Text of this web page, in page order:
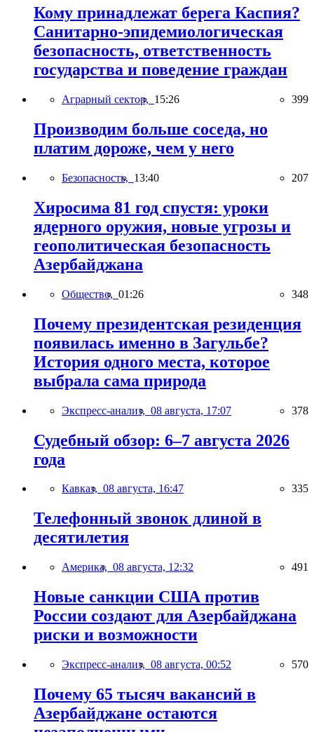
Кому принадлежат берега Каспия?
Санитарно-эпидемиологическая
безопасность, ответственность
государства и поведение граждан
Аграрный сектор, 15:26 399
Производим больше соседа, но
платим дороже, чем у него
Безопасность, 13:40 207
Хиросима 81 год спустя: уроки
ядерного оружия, новые угрозы и
геополитическая безопасность
Азербайджана
Общество, 01:26 348
Почему президентская резиденция
появилась именно в Загульбе?
История одного места, которое
выбрала сама природа
Экспресс-анализ, 08 августа, 17:07 378
Судебный обзор: 6–7 августа 2026
года
Кавказ, 08 августа, 16:47 335
Телефонный звонок длиной в
десятилетия
Америка, 08 августа, 12:32 491
Новые санкции США против
России создают для Азербайджана
риски и возможности
Экспресс-анализ, 08 августа, 00:52 570
Почему 65 тысяч вакансий в
Азербайджане остаются